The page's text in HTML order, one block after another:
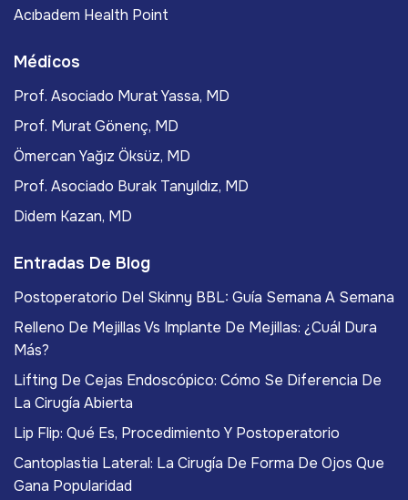
Acıbadem Health Point
Médicos
Prof. Asociado Murat Yassa, MD
Prof. Murat Gönenç, MD
Ömercan Yağız Öksüz, MD
Prof. Asociado Burak Tanyıldız, MD
Didem Kazan, MD
Entradas De Blog
Postoperatorio Del Skinny BBL: Guía Semana A Semana
Relleno De Mejillas Vs Implante De Mejillas: ¿Cuál Dura
Más?
Lifting De Cejas Endoscópico: Cómo Se Diferencia De
La Cirugía Abierta
Lip Flip: Qué Es, Procedimiento Y Postoperatorio
Cantoplastia Lateral: La Cirugía De Forma De Ojos Que
Gana Popularidad